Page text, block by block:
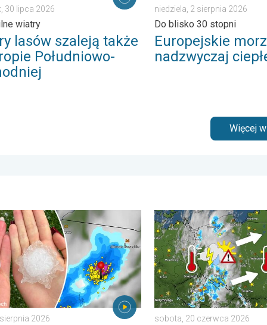
30 lipca 2026
wiatry
lasów szaleją także
Południowo-
niedziela, 2 sierpnia 2026
Do blisko 30 stopni
Europejskie
nadzwyczaj
Więcej
. . wtorek, 7 lipca 2026
grad na Mazurach. Do 7 cm średnicy. . . piątek, 7 sierpnia
2026
33 stopnie w cieniu i
sobota, 20 czerwca 2026